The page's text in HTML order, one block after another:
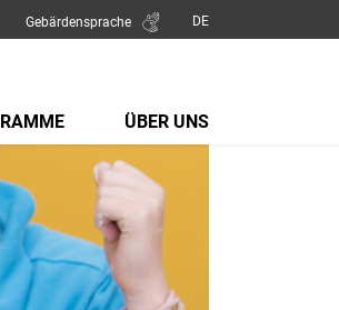
Gebärdensprache
ÜBER UNS